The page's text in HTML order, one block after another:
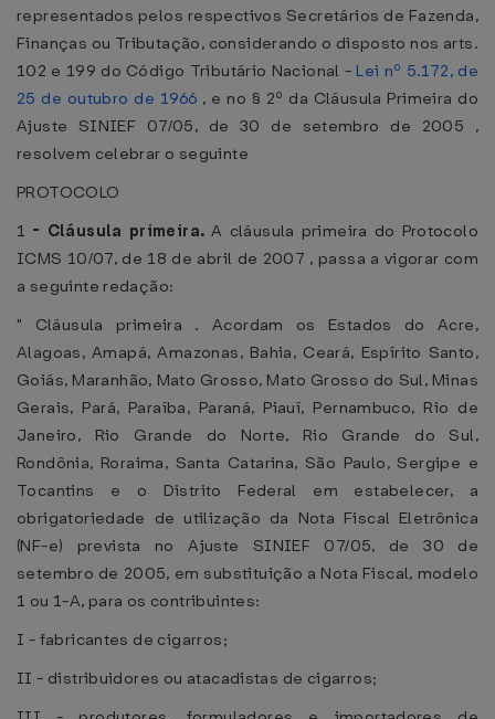
representados pelos respectivos Secretários de Fazenda,
Finanças ou Tributação, considerando o disposto nos arts.
102 e 199 do Código Tributário Nacional - Lei nº 5.172, de
25 de outubro de 1966 , e no § 2º da Cláusula Primeira do
Ajuste SINIEF 07/05, de 30 de setembro de 2005 ,
resolvem celebrar o seguinte
PROTOCOLO
1 - Cláusula primeira.A cláusula primeira do Protocolo
ICMS 10/07, de 18 de abril de 2007 , passa a vigorar com
a seguinte redação:
" Cláusula primeira . Acordam os Estados do Acre,
Alagoas, Amapá, Amazonas, Bahia, Ceará, Espírito Santo,
Goiás, Maranhão, Mato Grosso, Mato Grosso do Sul, Minas
Gerais, Pará, Paraíba, Paraná, Piauí, Pernambuco, Rio de
Janeiro, Rio Grande do Norte, Rio Grande do Sul,
Rondônia, Roraima, Santa Catarina, São Paulo, Sergipe e
Tocantins e o Distrito Federal em estabelecer, a
obrigatoriedade de utilização da Nota Fiscal Eletrônica
(NF-e) prevista no Ajuste SINIEF 07/05, de 30 de
setembro de 2005, em substituição a Nota Fiscal, modelo
1 ou 1-A, para os contribuintes:
I - fabricantes de cigarros;
II - distribuidores ou atacadistas de cigarros;